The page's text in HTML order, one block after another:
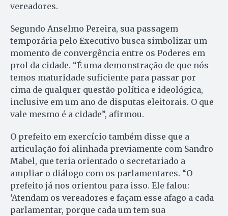
vereadores.
Segundo Anselmo Pereira, sua passagem
temporária pelo Executivo busca simbolizar um
momento de convergência entre os Poderes em
prol da cidade. “É uma demonstração de que nós
temos maturidade suficiente para passar por
cima de qualquer questão política e ideológica,
inclusive em um ano de disputas eleitorais. O que
vale mesmo é a cidade”, afirmou.
O prefeito em exercício também disse que a
articulação foi alinhada previamente com Sandro
Mabel, que teria orientado o secretariado a
ampliar o diálogo com os parlamentares. “O
prefeito já nos orientou para isso. Ele falou:
‘Atendam os vereadores e façam esse afago a cada
parlamentar, porque cada um tem sua